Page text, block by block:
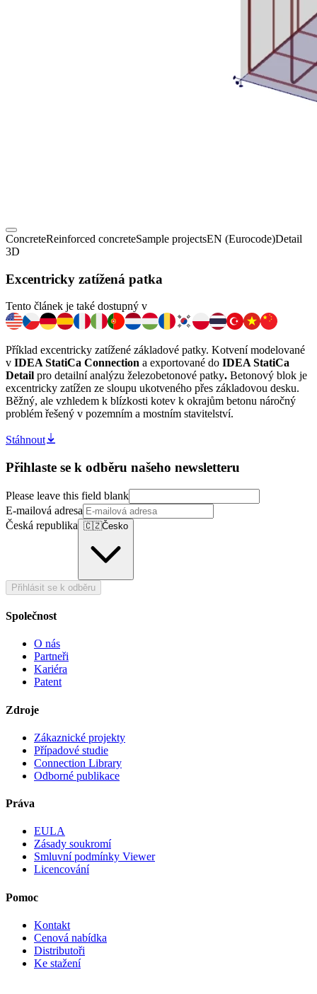
ConcreteReinforced concreteSample projectsEN (Eurocode)Detail
3D
Excentricky zatížená patka
Tento článek je také dostupný v
Příklad excentricky zatížené základové patky. Kotvení modelované
v IDEA StatiCa Connection a exportované do IDEA StatiCa
Detail pro detailní analýzu železobetonové patky. Betonový blok je
excentricky zatížen ze sloupu ukotveného přes základovou desku.
Běžný, ale vzhledem k blízkosti kotev k okrajům betonu náročný
problém řešený v pozemním a mostním stavitelství.
Stáhnout
Přihlaste se k odběru našeho newsletteru
Please leave this field blank
E-mailová adresa
Česká republika 🇨🇿Česko
Přihlásit se k odběru
Společnost
O nás
Partneři
Kariéra
Patent
Zdroje
Zákaznické projekty
Případové studie
Connection Library
Odborné publikace
Práva
EULA
Zásady soukromí
Smluvní podmínky Viewer
Licencování
Pomoc
Kontakt
Cenová nabídka
Distributoři
Ke stažení